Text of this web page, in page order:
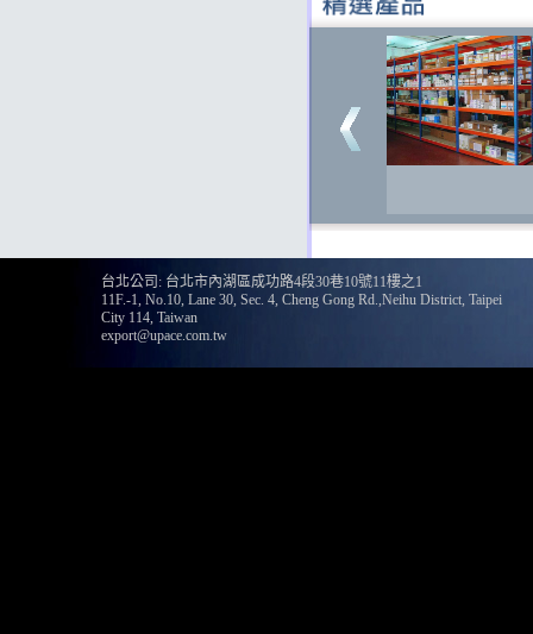
台北公司: 台北市內湖區成功路4段30巷10號11樓之1
11F.-1, No.10, Lane 30, Sec. 4, Cheng Gong Rd.,Neihu District, Taipei
City 114, Taiwan
export@upace.com.tw